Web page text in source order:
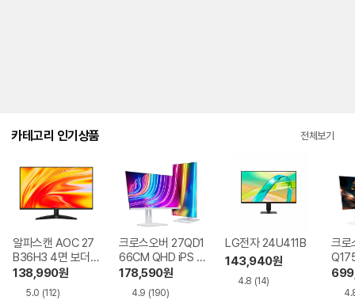
카테고리 인기상품 전체보기
알파스캔 AOC 27
B36H3 4면 보더리
스 IPS 120 시력보
호 무결점
138,990원
5.0 (112)
크로스오버 27QD1
66CM QHD iPS U
SB-C 화이트 Ai 멀
티스탠드
178,590원
4.9 (190)
LG전자 24U411B
143,940원
4.8 (14)
크로
Ai